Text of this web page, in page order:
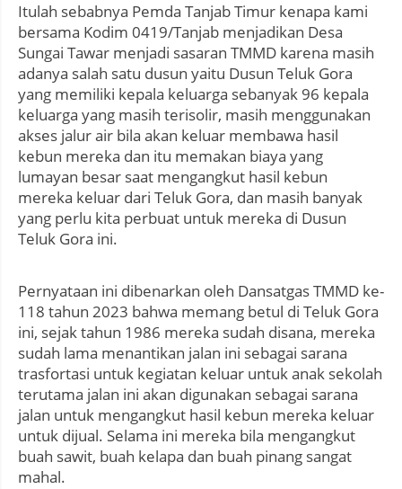
Itulah sebabnya Pemda Tanjab Timur kenapa kami
bersama Kodim 0419/Tanjab menjadikan Desa
Sungai Tawar menjadi sasaran TMMD karena masih
adanya salah satu dusun yaitu Dusun Teluk Gora
yang memiliki kepala keluarga sebanyak 96 kepala
keluarga yang masih terisolir, masih menggunakan
akses jalur air bila akan keluar membawa hasil
kebun mereka dan itu memakan biaya yang
lumayan besar saat mengangkut hasil kebun
mereka keluar dari Teluk Gora, dan masih banyak
yang perlu kita perbuat untuk mereka di Dusun
Teluk Gora ini.
Pernyataan ini dibenarkan oleh Dansatgas TMMD ke-
118 tahun 2023 bahwa memang betul di Teluk Gora
ini, sejak tahun 1986 mereka sudah disana, mereka
sudah lama menantikan jalan ini sebagai sarana
trasfortasi untuk kegiatan keluar untuk anak sekolah
terutama jalan ini akan digunakan sebagai sarana
jalan untuk mengangkut hasil kebun mereka keluar
untuk dijual. Selama ini mereka bila mengangkut
buah sawit, buah kelapa dan buah pinang sangat
mahal.